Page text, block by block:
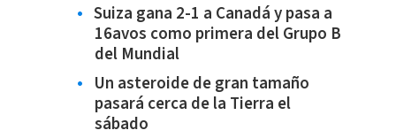
Suiza gana 2-1 a Canadá y pasa a
16avos como primera del Grupo B
del Mundial
Un asteroide de gran tamaño
pasará cerca de la Tierra el
sábado